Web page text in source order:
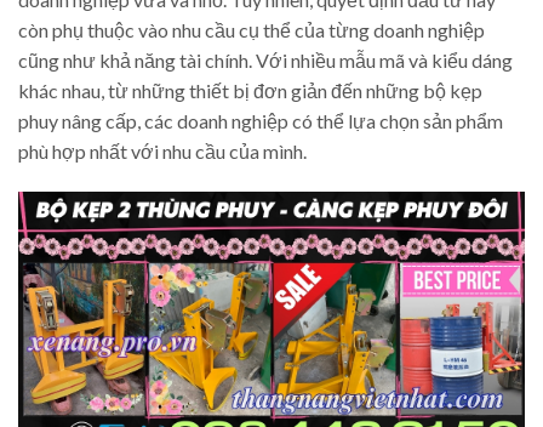
còn phụ thuộc vào nhu cầu cụ thể của từng doanh nghiệp
cũng như khả năng tài chính. Với nhiều mẫu mã và kiểu dáng
khác nhau, từ những thiết bị đơn giản đến những bộ kẹp
phuy nâng cấp, các doanh nghiệp có thể lựa chọn sản phẩm
phù hợp nhất với nhu cầu của mình.